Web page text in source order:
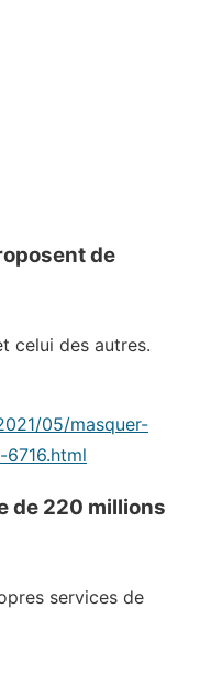
de
celui des autres.
05/masquer-
de 220 millions
services de